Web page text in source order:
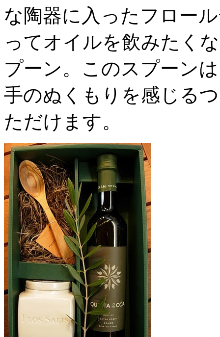
な陶器に入ったフロー
ってオイルを飲みたく
プーン。このスプーン
手のぬくもりを感じる
ただけます。